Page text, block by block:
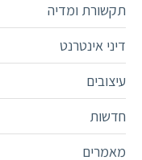
תקשורת ומדיה
דיני אינטרנט
עיצובים
חדשות
מאמרים